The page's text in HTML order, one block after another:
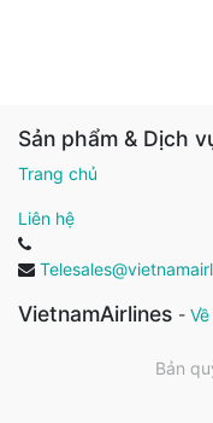
Sản phẩm & Dịch
Trang chủ
Liên hệ
VietnamAirlines -
Bản